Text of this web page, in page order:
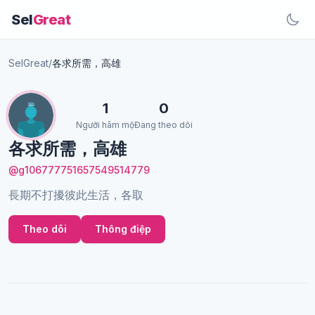
SelGreat
SelGreat/各求所需，高雄
各求所需，高雄
@g106777751657549514779
長期不打擾彼此生活，各取
1
Người hâm mộ
0
Đang theo dõi
Theo dõi Thông điệp